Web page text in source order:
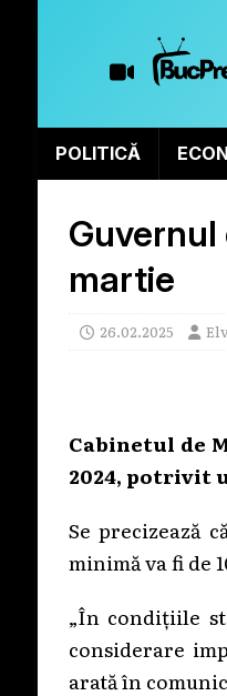
POLITICĂ
Guvernul
martie
26.02.2025
Cabinetul de
2024, potrivit
Se precizează
minimă va fi de
„În condițiile
considerare
arată în